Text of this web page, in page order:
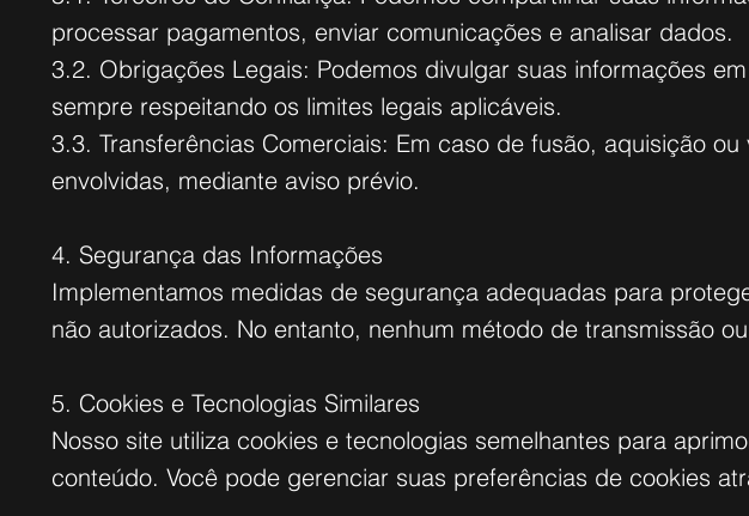
processar pagamentos, enviar comunicações e analisar dados.
3.2. Obrigações Legais: Podemos divulgar suas informações
sempre respeitando os limites legais aplicáveis.
3.3. Transferências Comerciais: Em caso de fusão, aquisição
envolvidas, mediante aviso prévio.
4. Segurança das Informações
Implementamos medidas de segurança adequadas para
não autorizados. No entanto, nenhum método de transmissão
5. Cookies e Tecnologias Similares
Nosso site utiliza cookies e tecnologias semelhantes para
conteúdo. Você pode gerenciar suas preferências de cookies